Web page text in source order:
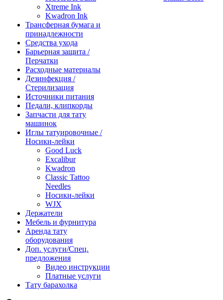
Xtreme Ink
Kwadron Ink
Трансферная бумага и
принадлежности
Средства ухода
Барьерная защита /
Перчатки
Расходные материалы
Дезинфекция /
Стерилизация
Источники питания
Педали, клипкорды
Запчасти для тату
машинок
Иглы татуировочные /
Носики-лейки
Good Luck
Excalibur
Kwadron
Classic Tattoo
Needles
Носики-лейки
WJX
Держатели
Мебель и фурнитура
Аренда тату
оборудования
Доп. услуги/Спец.
предложения
Видео инструкции
Платные услуги
Тату барахолка